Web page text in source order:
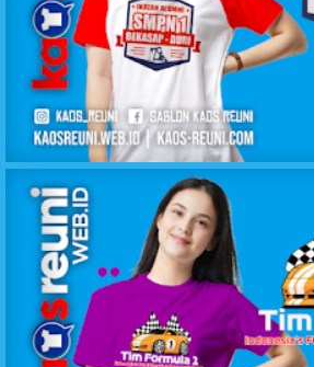
KAOS REUNI ALUMNI SMPN1 DURI